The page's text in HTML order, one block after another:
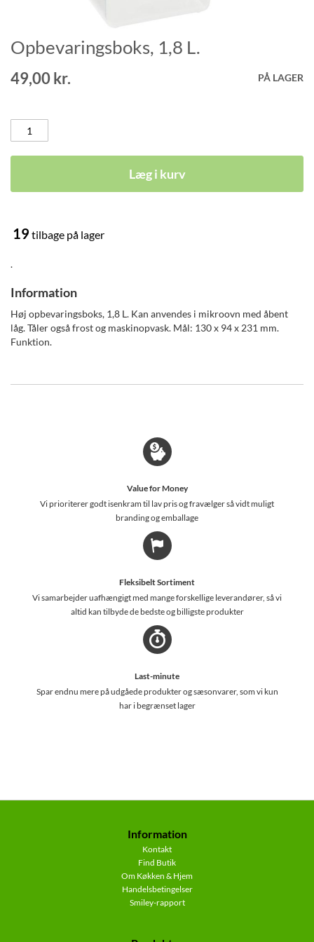
Gå
til
starten
af
Opbevaringsboks, 1,8 L.
49,00 kr. PÅ LAGER
Læg i kurv
19 tilbage på lager
.
Information
Høj opbevaringsboks, 1,8 L. Kan anvendes i mikroovn med åbent
låg. Tåler også frost og maskinopvask. Mål: 130 x 94 x 231 mm.
Funktion.
Value for Money
Vi prioriterer godt isenkram til lav pris og fravælger så vidt muligt
branding og emballage
Fleksibelt Sortiment
Vi samarbejder uafhængigt med mange forskellige leverandører, så vi
altid kan tilbyde de bedste og billigste produkter
Last-minute
Spar endnu mere på udgåede produkter og sæsonvarer, som vi kun
har i begrænset lager
Information
Kontakt
Find Butik
Om Køkken & Hjem
Handelsbetingelser
Smiley-rapport